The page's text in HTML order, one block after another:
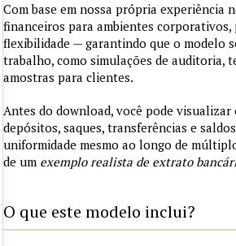
Com base em nossa própria experiência
financeiros para ambientes
flexibilidade — garantindo que o modelo
trabalho, como simulações de auditoria,
amostras para clientes.
Antes do download, você pode
depósitos, saques, transferências e
uniformidade mesmo ao longo de
de um exemplo realista de extrato
O que este modelo inclui?